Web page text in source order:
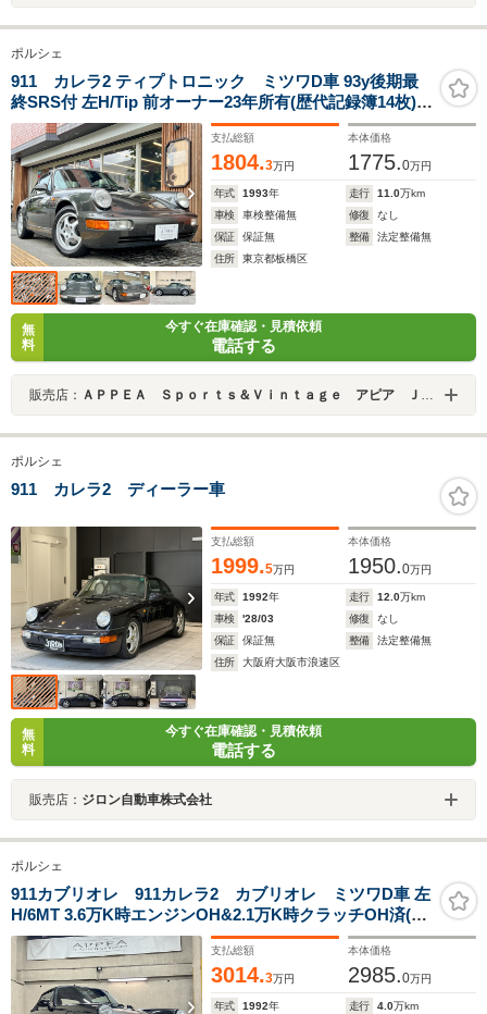
ポルシェ
911 カレラ2 ティプトロニック ミツワD車 93y後期最
終SRS付 左H/Tip 前オーナー23年所有(歴代記録簿14枚)
4way黒革内装 純正後期16AW 純正色スレートグレーM 前
後KONI製ショック USB接続対応Continentalオーディ
オ/Bカメラ/前後Dレコ/GPSレーダー
支払総額
1804.3万円
本体価格
1775.0万円
年式 1993年 走行 11.0万km
車検
車検整備無 修復
なし
保証
保証無 整備
法定整備無
住所
東京都板橋区
無
料
今すぐ在庫確認・見積依頼
電話する
販売店： ＡＰＰＥＡ Ｓｐｏｒｔｓ＆Ｖｉｎｔａｇｅ アピア ＪＵ適正販売店
ポルシェ
911 カレラ2 ディーラー車
支払総額
1999.5万円
本体価格
1950.0万円
年式 1992年 走行 12.0万km
車検
'28/03 修復
なし
保証
保証無 整備
法定整備無
住所
大阪府大阪市浪速区
無
料
今すぐ在庫確認・見積依頼
電話する
販売店： ジロン自動車株式会社
ポルシェ
911カブリオレ 911カレラ2 カブリオレ ミツワD車 左
H/6MT 3.6万K時エンジンOH&2.1万K時クラッチOH済(歴
代記録簿23枚) 走行4万K 後期SRS付 RSクラッチ換装 純
正OP赤オールレザーインテリア/17cupAW 後期ターボミ
ラー Panasonicナビ/TV/Bカメラ/360°Dレコ
支払総額
3014.3万円
本体価格
2985.0万円
年式 1992年 走行 4.0万km